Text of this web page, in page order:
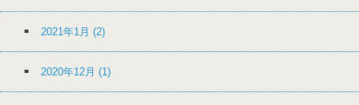
2021年1月 (2)
2020年12月 (1)